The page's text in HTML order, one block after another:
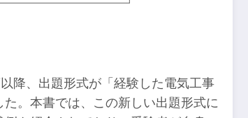
降、出題形式が「経験した電気工事
。本書では、この新しい出題形式に